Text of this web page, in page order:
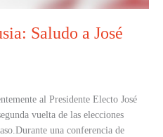
Saludo a José
al Presidente Electo José
vuelta de las elecciones
una conferencia de